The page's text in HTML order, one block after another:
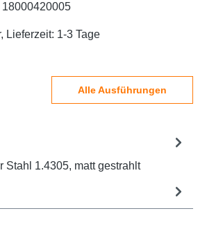
18000420005
Lieferzeit: 1-3 Tage
Alle Ausführungen
Stahl 1.4305, matt gestrahlt